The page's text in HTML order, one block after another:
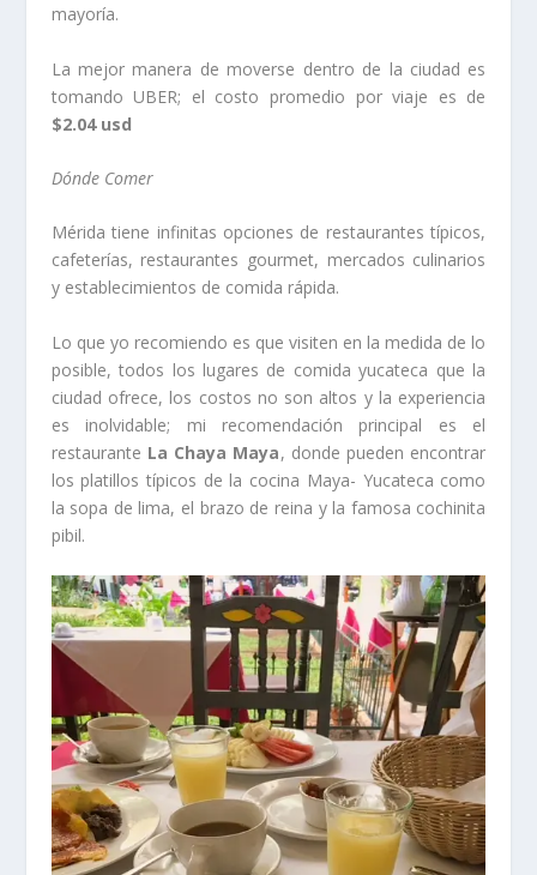
mayoría.
La mejor manera de moverse dentro de la ciudad es
tomando UBER; el costo promedio por viaje es de
$2.04 usd
Dónde Comer
Mérida tiene infinitas opciones de restaurantes típicos,
cafeterías, restaurantes gourmet, mercados culinarios
y establecimientos de comida rápida.
Lo que yo recomiendo es que visiten en la medida de lo
posible, todos los lugares de comida yucateca que la
ciudad ofrece, los costos no son altos y la experiencia
es inolvidable; mi recomendación principal es el
restaurante La Chaya Maya, donde pueden encontrar
los platillos típicos de la cocina Maya- Yucateca como
la sopa de lima, el brazo de reina y la famosa cochinita
pibil.